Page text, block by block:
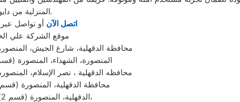
المنزلية من دايو.
اتصل الآن أو تواصل
موقع الشركة علي
محافظة الدقهلية، شارع الجيش، المنصورة (قسم 2)،
المنصورة، الشهداء، المنصورة (قسم 2)، ثان
محافظه الدقهلية ، نصر الإسلام، المنصورة (قسم 2)،
محافظة الدقهلية، المنصورة (قسم 2)، اول المنصورة
الدقهلية، المنصورة (قسم 2)، ، المنصورة،